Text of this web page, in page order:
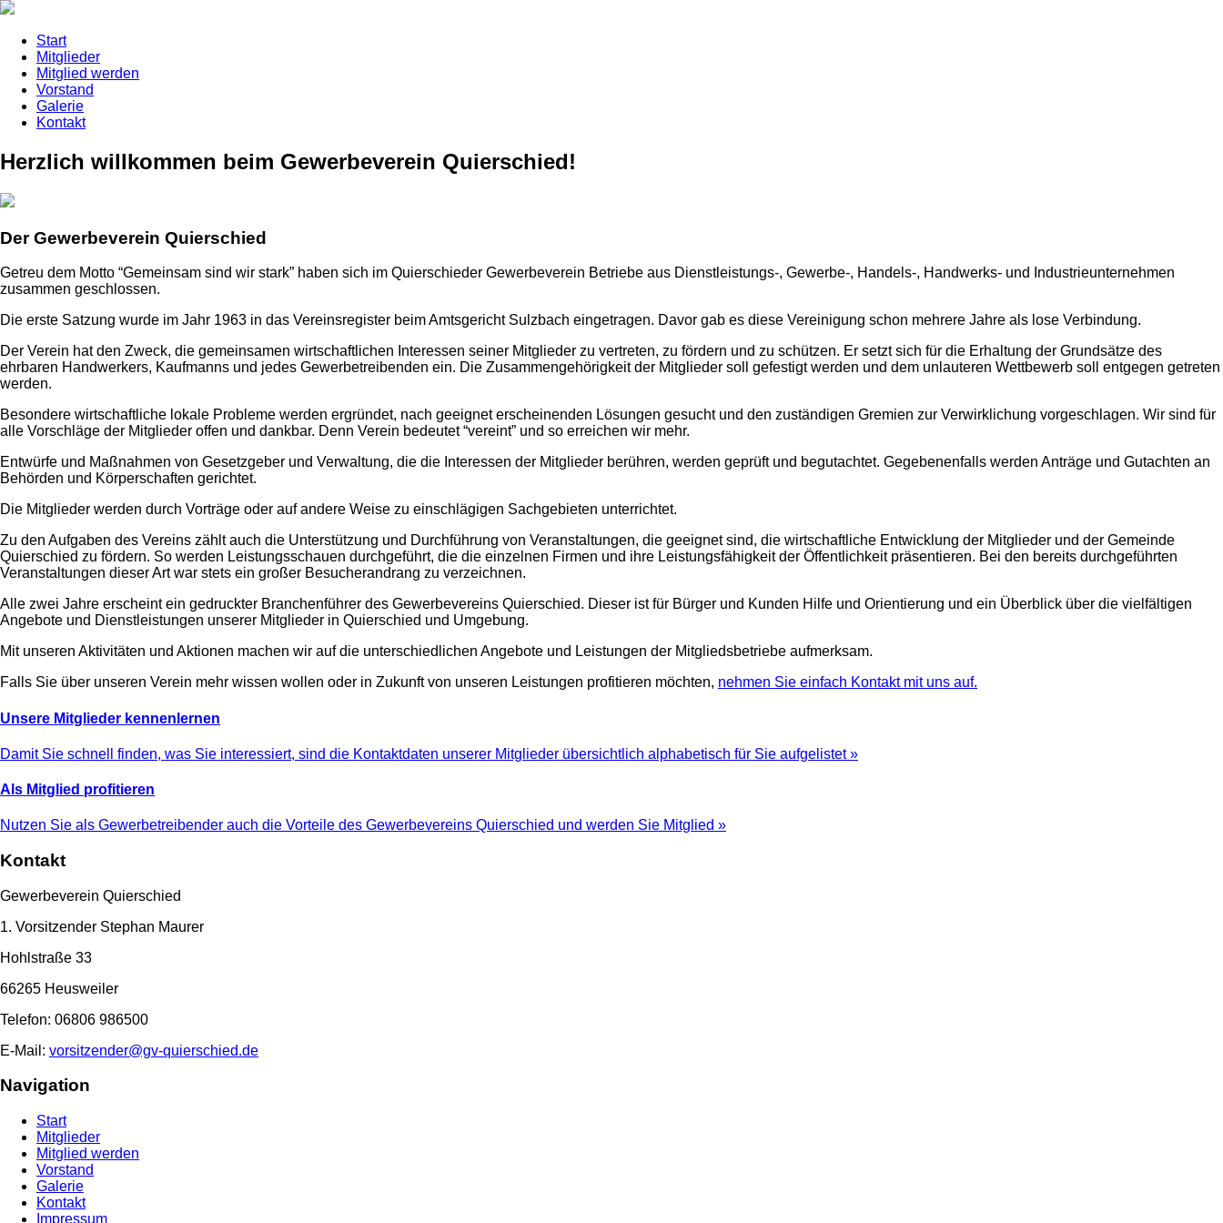
Start
Mitglieder
Mitglied werden
Vorstand
Galerie
Kontakt
Herzlich willkommen beim Gewerbeverein Quierschied!
Der Gewerbeverein Quierschied
Getreu dem Motto “Gemeinsam sind wir stark” haben sich im Quierschieder Gewerbeverein Betriebe aus Dienstleistungs-, Gewerbe-, Handels-, Handwerks- und Industrieunternehmen
zusammen geschlossen.
Die erste Satzung wurde im Jahr 1963 in das Vereinsregister beim Amtsgericht Sulzbach eingetragen. Davor gab es diese Vereinigung schon mehrere Jahre als lose Verbindung.
Der Verein hat den Zweck, die gemeinsamen wirtschaftlichen Interessen seiner Mitglieder zu vertreten, zu fördern und zu schützen. Er setzt sich für die Erhaltung der Grundsätze des
ehrbaren Handwerkers, Kaufmanns und jedes Gewerbetreibenden ein. Die Zusammengehörigkeit der Mitglieder soll gefestigt werden und dem unlauteren Wettbewerb soll entgegen getreten
werden.
Besondere wirtschaftliche lokale Probleme werden ergründet, nach geeignet erscheinenden Lösungen gesucht und den zuständigen Gremien zur Verwirklichung vorgeschlagen. Wir sind für
alle Vorschläge der Mitglieder offen und dankbar. Denn Verein bedeutet “vereint” und so erreichen wir mehr.
Entwürfe und Maßnahmen von Gesetzgeber und Verwaltung, die die Interessen der Mitglieder berühren, werden geprüft und begutachtet. Gegebenenfalls werden Anträge und Gutachten an
Behörden und Körperschaften gerichtet.
Die Mitglieder werden durch Vorträge oder auf andere Weise zu einschlägigen Sachgebieten unterrichtet.
Zu den Aufgaben des Vereins zählt auch die Unterstützung und Durchführung von Veranstaltungen, die geeignet sind, die wirtschaftliche Entwicklung der Mitglieder und der Gemeinde
Quierschied zu fördern. So werden Leistungsschauen durchgeführt, die die einzelnen Firmen und ihre Leistungsfähigkeit der Öffentlichkeit präsentieren. Bei den bereits durchgeführten
Veranstaltungen dieser Art war stets ein großer Besucherandrang zu verzeichnen.
Alle zwei Jahre erscheint ein gedruckter Branchenführer des Gewerbevereins Quierschied. Dieser ist für Bürger und Kunden Hilfe und Orientierung und ein Überblick über die vielfältigen
Angebote und Dienstleistungen unserer Mitglieder in Quierschied und Umgebung.
Mit unseren Aktivitäten und Aktionen machen wir auf die unterschiedlichen Angebote und Leistungen der Mitgliedsbetriebe aufmerksam.
Falls Sie über unseren Verein mehr wissen wollen oder in Zukunft von unseren Leistungen profitieren möchten, nehmen Sie einfach Kontakt mit uns auf.
Unsere Mitglieder kennenlernen
Damit Sie schnell finden, was Sie interessiert, sind die Kontaktdaten unserer Mitglieder übersichtlich alphabetisch für Sie aufgelistet »
Als Mitglied profitieren
Nutzen Sie als Gewerbetreibender auch die Vorteile des Gewerbevereins Quierschied und werden Sie Mitglied »
Kontakt
Gewerbeverein Quierschied
1. Vorsitzender Stephan Maurer
Hohlstraße 33
66265 Heusweiler
Telefon: 06806 986500
E-Mail: vorsitzender@gv-quierschied.de
Navigation
Start
Mitglieder
Mitglied werden
Vorstand
Galerie
Kontakt
Impressum